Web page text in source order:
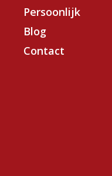
Persoonlijk
Blog
Contact